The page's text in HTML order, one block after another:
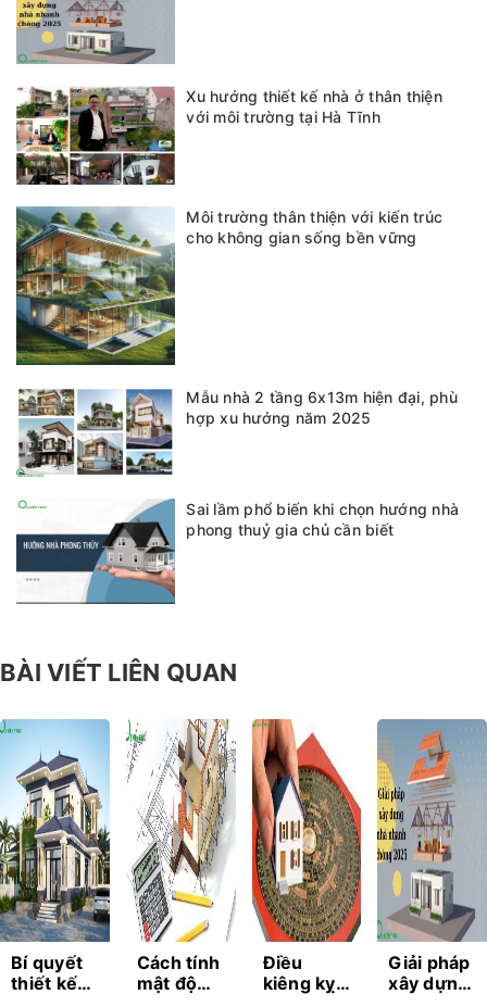
Xu hướng thiết kế nhà ở thân thiện
với môi trường tại Hà Tĩnh
Môi trường thân thiện với kiến trúc
cho không gian sống bền vững
Mẫu nhà 2 tầng 6x13m hiện đại, phù
hợp xu hướng năm 2025
Sai lầm phổ biến khi chọn hướng nhà
phong thuỷ gia chủ cần biết
BÀI VIẾT LIÊN QUAN
Bí quyết
thiết kế
Cách tính
mật độ
Điều
kiêng kỵ
Giải pháp
xây dựng